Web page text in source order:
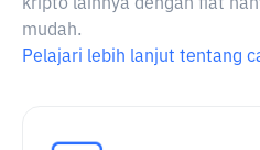
kripto lainnya dengan fiat
mudah.
Pelajari lebih lanjut tentang